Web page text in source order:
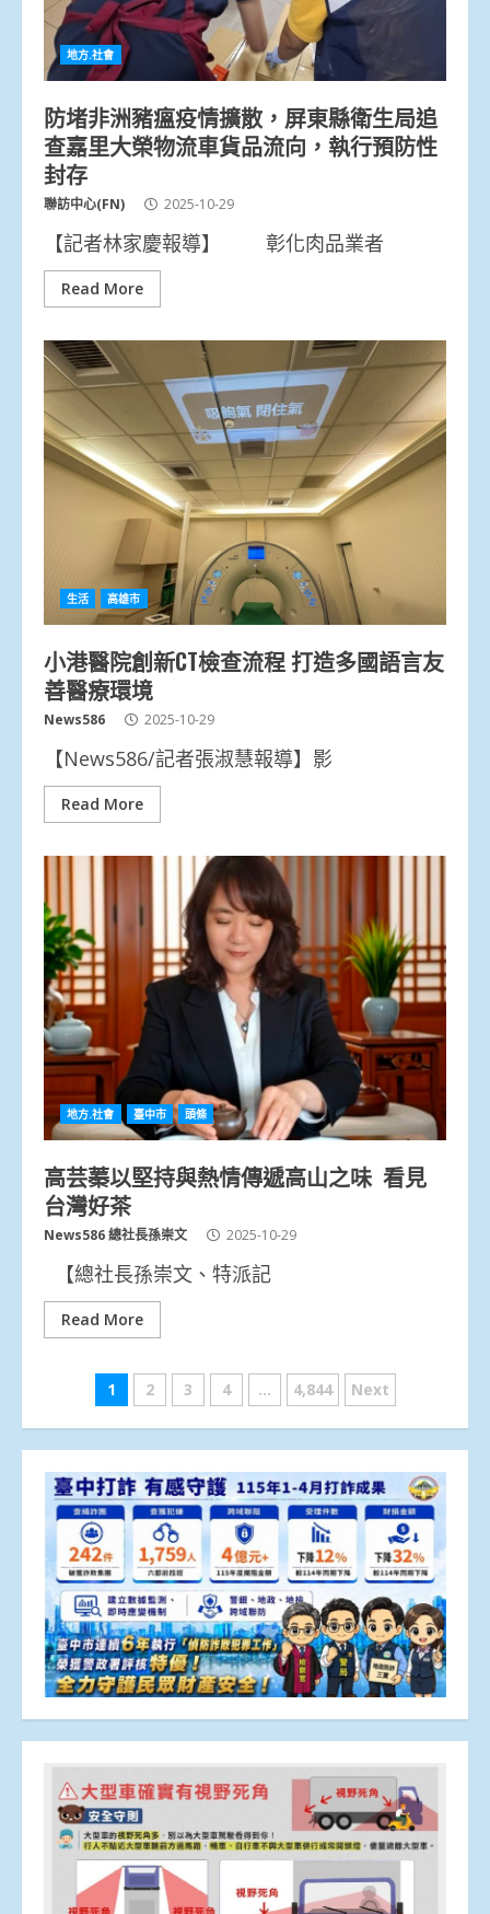
地方.社會
防堵非洲豬瘟疫情擴散，屏東縣衛生局追
查嘉里大榮物流車貨品流向，執行預防性
封存
聯訪中心(FN) 2025-10-29
【記者林家慶報導】 彰化肉品業者
Read More
生活 高雄市
小港醫院創新CT檢查流程 打造多國語言友
善醫療環境
News586 2025-10-29
【News586/記者張淑慧報導】影
Read More
地方.社會 臺中市 頭條
高芸蓁以堅持與熱情傳遞高山之味 看見
台灣好茶
News586 總社長孫崇文 2025-10-29
【總社長孫崇文、特派記
Read More
文
章
分
頁
1 2 3 4 ... 4,844 Next